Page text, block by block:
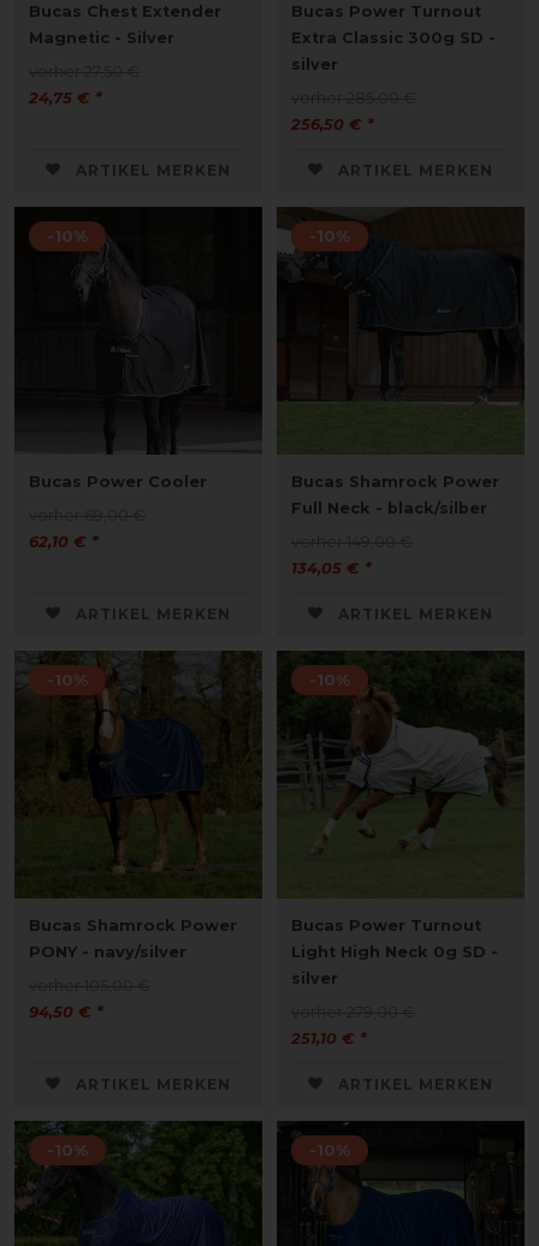
Bucas Chest Extender
Magnetic - Silver
24,75 € *
ARTIKEL MERKEN
Bucas Power Turnout
Extra Classic 300g SD -
silver
256,50 € *
ARTIKEL MERKEN
-10%
Bucas Power Cooler
62,10 € *
ARTIKEL MERKEN
-10%
Bucas Shamrock Power
Full Neck - black/silber
134,05 € *
ARTIKEL MERKEN
-10%
Bucas Shamrock Power
PONY - navy/silver
94,50 € *
ARTIKEL MERKEN
-10%
Bucas Power Turnout
Light High Neck 0g SD -
silver
251,10 € *
ARTIKEL MERKEN
-10% -10%